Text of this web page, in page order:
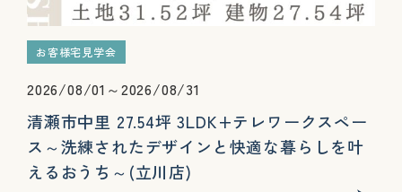
お客様宅見学会
2026/08/01～2026/08/31
清瀬市中里 27.54坪 3LDK+テレワークスペー
ス～洗練されたデザインと快適な暮らしを叶
えるおうち～(立川店)